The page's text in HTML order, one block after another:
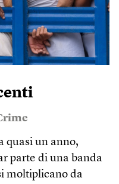
quasi un anno,
parte di una banda
moltiplicano da